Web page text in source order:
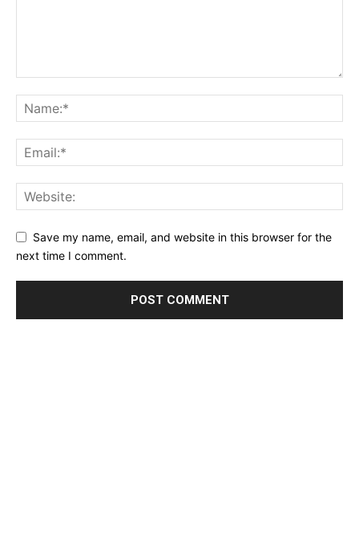
Save my name, email, and website in this browser for the
next time I comment.